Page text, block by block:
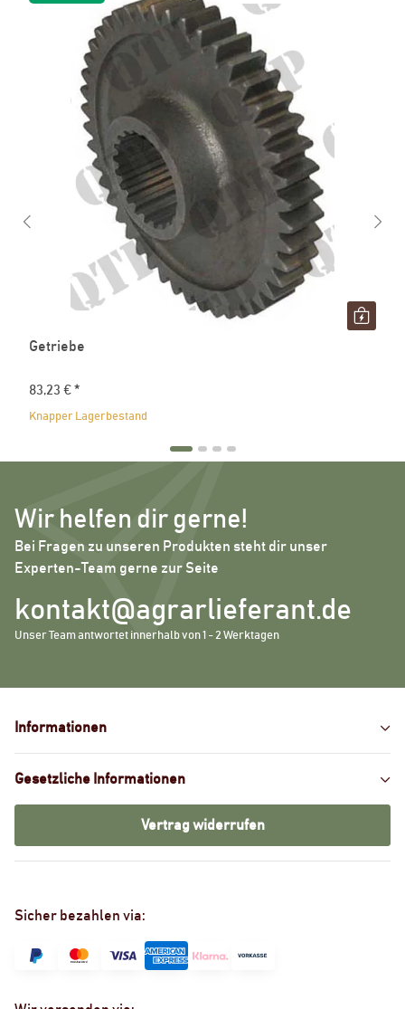
Getriebe
83,23 € *
Knapper Lagerbestand
Wir helfen dir gerne!
Bei Fragen zu unseren Produkten steht dir unser
Experten-Team gerne zur Seite
kontakt@agrarlieferant.de
Unser Team antwortet innerhalb von 1 - 2 Werktagen
Informationen
Gesetzliche Informationen
Vertrag widerrufen
Sicher bezahlen via: